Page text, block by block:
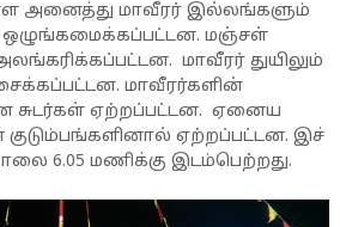
அனைத்து மாவீரர் இல்லங்களும்
ஒழுங்கமைக்கப்பட்டன. மஞ்சள்
மாவீரர் துயிலும்
மாவீரர்களின்
சுடர்கள் ஏற்றப்பட்டன. ஏனைய
குடும்பங்களினால் ஏற்றப்பட்டன. இச்
6.05 மணிக்கு இடம்பெற்றது.